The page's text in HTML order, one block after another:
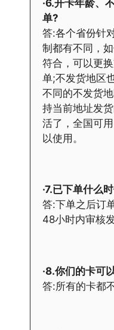
·6.开卡年龄、
单?
答:各个省份针
制都有不同，
符合，可以更
单;不发货地区
不同的不发货
持当前地址发
活了，全国可
以使用。
·7.已下单什么
答:下单之后订
48小时内审核发
·8.你们的卡可
答:所有的卡都